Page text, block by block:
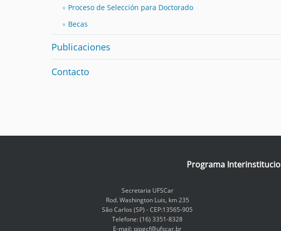
Proceso de Selección para Doctorado
Becas
Publicaciones
Contacto
Programa
Secretaria UFSCar
Rod. Washington Luis, km 235
São Carlos (SP) - CEP:13565-905
Telefone: (16) 3351-8328
E-mail: pipgcf@ufscar.br